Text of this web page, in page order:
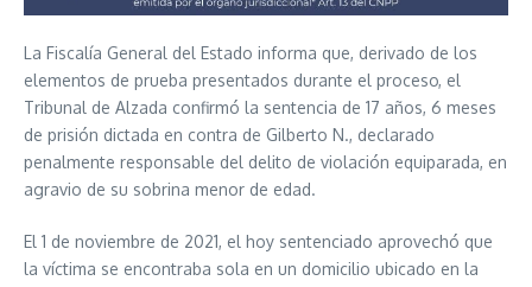
La Fiscalía General del Estado informa que, derivado de los
elementos de prueba presentados durante el proceso, el
Tribunal de Alzada confirmó la sentencia de 17 años, 6 meses
de prisión dictada en contra de Gilberto N., declarado
penalmente responsable del delito de violación equiparada, en
agravio de su sobrina menor de edad.
El 1 de noviembre de 2021, el hoy sentenciado aprovechó que
la víctima se encontraba sola en un domicilio ubicado en la